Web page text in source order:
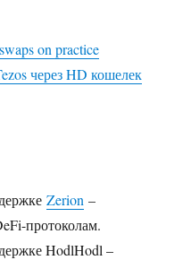
on practice
через HD кошелек
Zerion –
протоколам.
HodlHodl –